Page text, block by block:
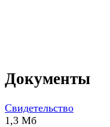
Документы
Свидетельство
1,3 Мб